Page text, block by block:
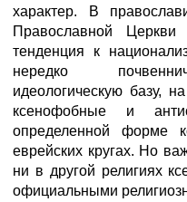
характер. В
Православной Церкви
тенденция к
нередко
идеологическую базу,
ксенофобные и
определенной форме
еврейских кругах. Но
ни в другой религиях
официальными